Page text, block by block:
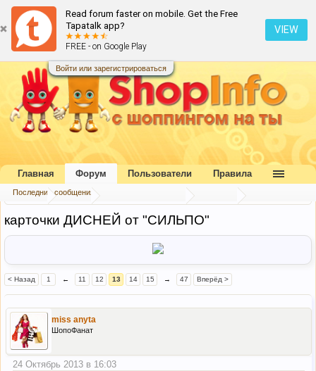
Read forum faster on mobile. Get the Free
Tapatalk app?
FREE - on Google Play
VIEW
Войти или зарегистрироваться
Главная Форум
карточки ДИСНЕЙ от "СИЛЬПО"
< Назад 1 ← 11 12 13 14 15 → 47 Вперёд >
miss anyta
ШопоФанат
24 Октябрь 2013 в 16:03
Главная Форум
Последние сообщения
Пользователи Правила